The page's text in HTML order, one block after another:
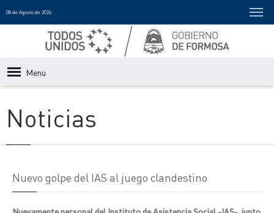
08 de Agosto de 2026
Menu
Noticias
Nuevo golpe del IAS al juego clandestino